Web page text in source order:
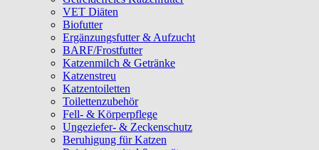
VET Diäten
Biofutter
Ergänzungsfutter & Aufzucht
BARF/Frostfutter
Katzenmilch & Getränke
Katzenstreu
Katzentoiletten
Toilettenzubehör
Fell- & Körperpflege
Ungeziefer- & Zeckenschutz
Beruhigung für Katzen